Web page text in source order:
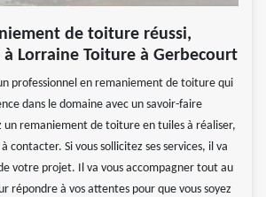
de toiture réussi,
à Lorraine Toiture à Gerbecourt
professionnel en remaniement de toiture qui
dans le domaine avec un savoir-faire
un remaniement de toiture en tuiles à réaliser,
contacter. Si vous sollicitez ses services, il va
votre projet. Il va vous accompagner tout au
répondre à vos attentes pour que vous soyez